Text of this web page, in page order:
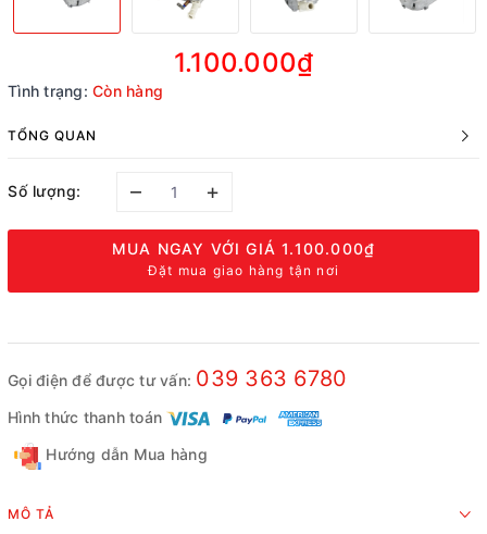
1.100.000₫
Tình trạng: Còn hàng
TỔNG QUAN
Số lượng: – +
MUA NGAY VỚI GIÁ1.100.000₫
Đặt mua giao hàng tận nơi
Gọi điện để được tư vấn: 039 363 6780
Hình thức thanh toán
Hướng dẫn Mua hàng
MÔ TẢ